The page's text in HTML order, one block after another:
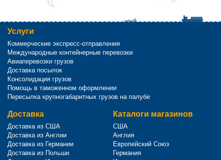
Услуги
Коммерческие экспресс-отправления
Международные контейнерные перевозки
Авиаперевозки грузов
Доставка посылок
Консолидация грузов
Помощь в таможенном оформлении
Пересылка крупногабаритных грузов на палубе
Доставка
Доставка из США
Доставка из Англии
Доставка из Германии
Доставка из Польши
Каталоги магазинов
США
Англия
Европейский Союз
Германия